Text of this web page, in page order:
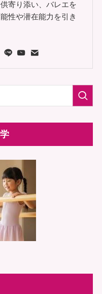
寄り添い、バレエを
性や潜在能力を引き